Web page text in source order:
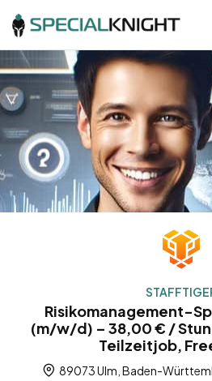
Risikomanagement-
(m/w/d) – 38,00 € /
Teilzeitjob,
89073 Ulm, Baden-